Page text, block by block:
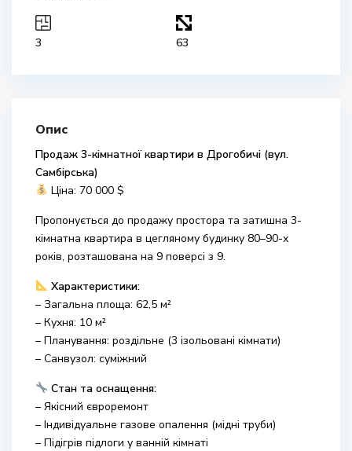
3 63
Опис
Продаж 3-кімнатної квартири в Дрогобичі (вул.
Самбірська)
Ціна: 70 000 $
Пропонується до продажу простора та затишна 3-
кімнатна квартира в цегляному будинку 80–90-х
років, розташована на 9 поверсі з 9.
Характеристики:
– Загальна площа: 62,5 м²
– Кухня: 10 м²
– Планування: роздільне (3 ізольовані кімнати)
– Санвузол: суміжний
Стан та оснащення:
– Якісний євроремонт
– Індивідуальне газове опалення (мідні труби)
– Підігрів підлоги у ванній кімнаті